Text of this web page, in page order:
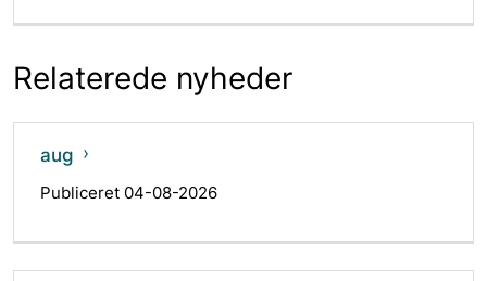
Relaterede nyheder
aug
Publiceret 04-08-2026